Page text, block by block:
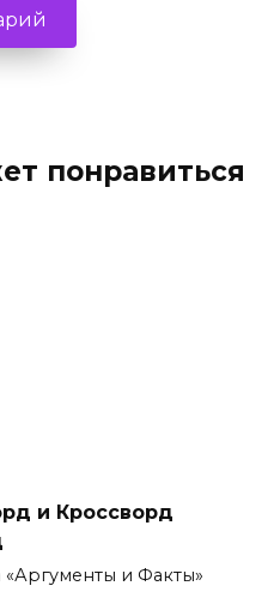
понравиться
и Кроссворд
«Аргументы и Факты»